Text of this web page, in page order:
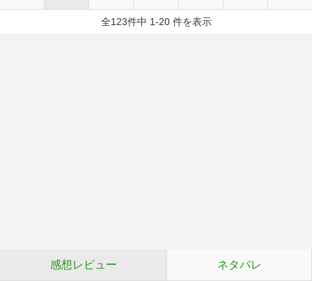
全123件中 1-20 件を表示
感想レビュー ネタバレ